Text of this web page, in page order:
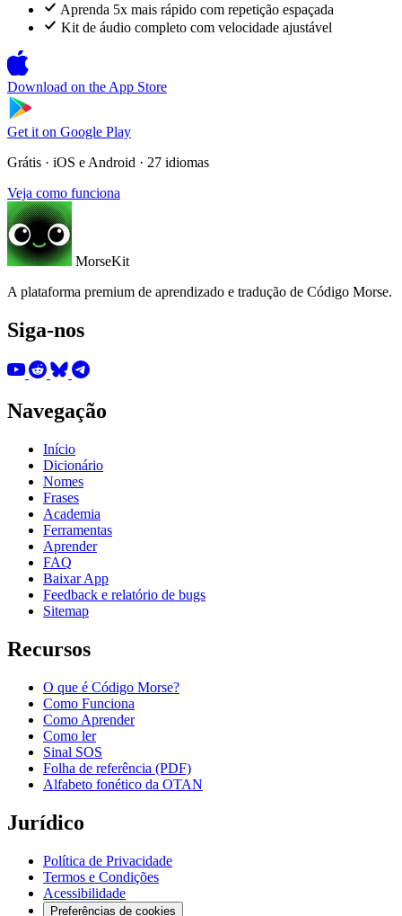
Aprenda 5x mais rápido com repetição espaçada
Kit de áudio completo com velocidade ajustável
Download on the App Store
Get it on Google Play
Grátis · iOS e Android · 27 idiomas
Veja como funciona
MorseKit
A plataforma premium de aprendizado e tradução de Código Morse.
Siga-nos
Navegação
Início
Dicionário
Nomes
Frases
Academia
Ferramentas
Aprender
FAQ
Baixar App
Feedback e relatório de bugs
Sitemap
Recursos
O que é Código Morse?
Como Funciona
Como Aprender
Como ler
Sinal SOS
Folha de referência (PDF)
Alfabeto fonético da OTAN
Jurídico
Política de Privacidade
Termos e Condições
Acessibilidade
Preferências de cookies